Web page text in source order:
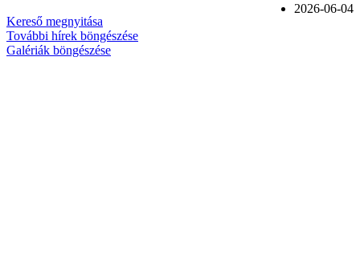
2026-06-04
Kereső megnyitása
További hírek böngészése
Galériák böngészése